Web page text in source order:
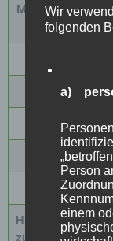
M² Paket / Set´sx
20m²
30m²
40m²
50m²
Hier gelangen Sie
zum Produkt.
Wir
folgenden
a)
Person
einem